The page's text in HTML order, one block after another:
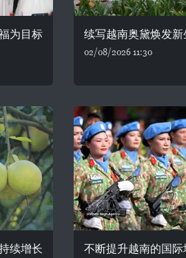
为目标 续写越南奥黛焕发
02/08/2026 11:30
续增长
不断提升越南的国际